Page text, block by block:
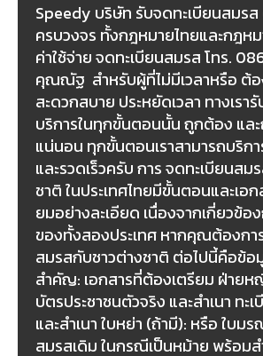
Speedy บริษัท รับจดทะเบียนสมร
ครบวงจร ทั้งกฎหมายไทยและกฎห
ค่าใช้จ่าย จดทะเบียนสมรส โทร.
คุณณัฐ สำหรับผู้ที่ไม่มีเวลาหรือ ต้อ
สะดวกสบาย ประหยัดเวลา ทางเรา
บริการในทุกขั้นตอนนั้น ถูกต้อง แล
แน่นอน ทุกขั้นตอนเราสามารถบริกา
และรวดเร็วครับ การ จดทะเบียนสม
ชาติ ในประเทศไทยมีขั้นตอนและเอ
ยมอย่างละเอียด เนื่องจากเกี่ยวข้
ของทั้งสองประเทศ หากคุณต้องกา
สมรสกับชาวต่างชาติ ต่อไปนี้คือข้
สำคัญ: เอกสารที่ต้องเตรียม ฝ่ายห
บัตรประชาชนตัวจริง และสำเนา ทะ
และสำเนา ใบหย่า (ถ้ามี): หรือ ใบม
สมรสเดิม ในกรณีเป็นหม้าย พร้อมส